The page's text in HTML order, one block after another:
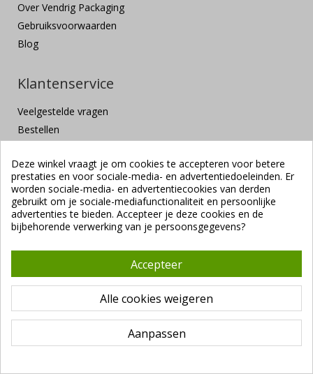
Over Vendrig Packaging
Gebruiksvoorwaarden
Blog
Klantenservice
Veelgestelde vragen
Bestellen
Bezorgen of ophalen
Retourneren
Klachten en suggesties
Contact
Copyright ©Vendrig Packaging B.V.1941 - 2026 |Algemene
Deze winkel vraagt je om cookies te accepteren voor betere
prestaties en voor sociale-media- en advertentiedoeleinden. Er
worden sociale-media- en advertentiecookies van derden
gebruikt om je sociale-mediafunctionaliteit en persoonlijke
advertenties te bieden. Accepteer je deze cookies en de
bijbehorende verwerking van je persoonsgegevens?
Accepteer
Alle cookies weigeren
Aanpassen